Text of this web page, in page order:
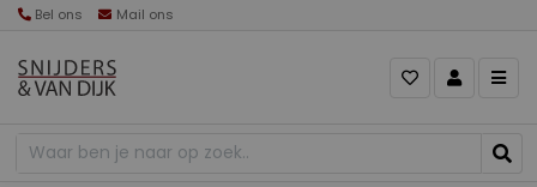
Bel ons Mail ons